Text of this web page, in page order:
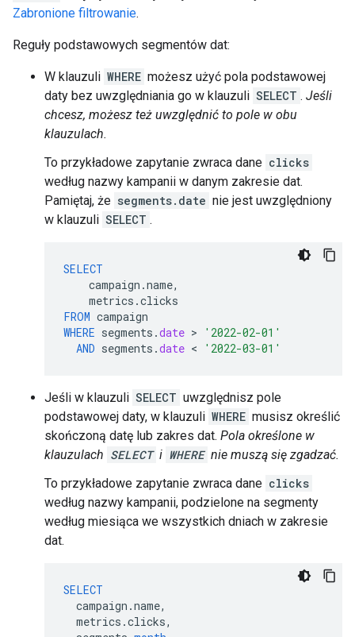
Zabronione filtrowanie.
Reguły podstawowych segmentów dat:
W klauzuli WHERE możesz użyć pola podstawowej
daty bez uwzględniania go w klauzuli SELECT . Jeśli
chcesz, możesz też uwzględnić to pole w obu
klauzulach.
To przykładowe zapytanie zwraca dane clicks
według nazwy kampanii w danym zakresie dat.
Pamiętaj, że segments.date nie jest uwzględniony
w klauzuli SELECT .
SELECT
campaign .name,
metrics .clicks
FROM campaign
WHERE segments .date >
'2022-02-01'
AND segments .date < '2022-03-01'
Jeśli w klauzuli SELECT uwzględnisz pole
podstawowej daty, w klauzuli WHERE musisz określić
skończoną datę lub zakres dat. Pola określone w
klauzulach SELECT i WHERE nie muszą się zgadzać.
To przykładowe zapytanie zwraca dane clicks
według nazwy kampanii, podzielone na segmenty
według miesiąca we wszystkich dniach w zakresie
dat.
SELECT
campaign .name,
metrics .clicks,